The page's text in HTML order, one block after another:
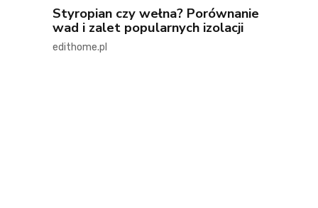
Styropian czy wełna? Porównanie
wad i zalet popularnych izolacji
edithome.pl